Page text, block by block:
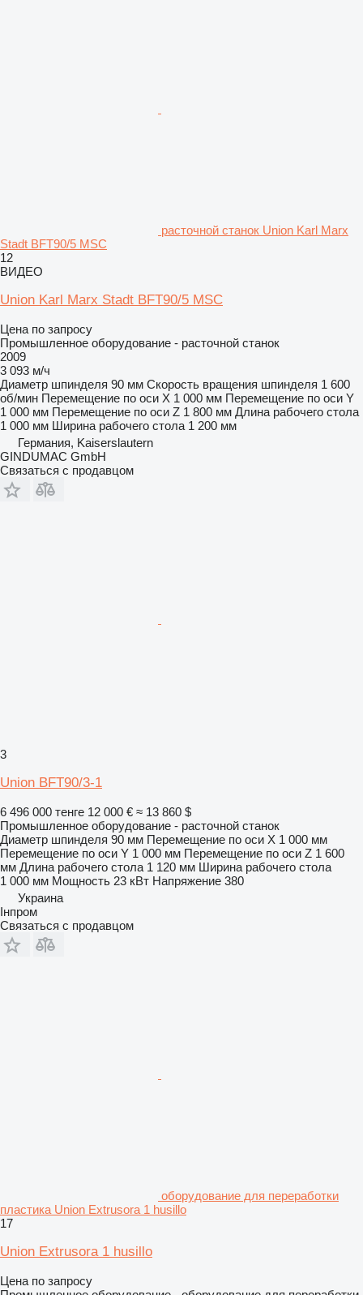
расточной станок Union Karl Marx
Stadt BFT90/5 MSC
12
ВИДЕО
Union Karl Marx Stadt BFT90/5 MSC
Цена по запросу
Промышленное оборудование - расточной станок
2009
3 093 м/ч
Диаметр шпинделя 90 мм Скорость вращения шпинделя 1 600
об/мин Перемещение по оси X 1 000 мм Перемещение по оси Y
1 000 мм Перемещение по оси Z 1 800 мм Длина рабочего стола
1 000 мм Ширина рабочего стола 1 200 мм
Германия, Kaiserslautern
GINDUMAC GmbH
Связаться с продавцом
3
Union BFT90/3-1
6 496 000 тенге 12 000 € ≈ 13 860 $
Промышленное оборудование - расточной станок
Диаметр шпинделя 90 мм Перемещение по оси X 1 000 мм
Перемещение по оси Y 1 000 мм Перемещение по оси Z 1 600
мм Длина рабочего стола 1 120 мм Ширина рабочего стола
1 000 мм Мощность 23 кВт Напряжение 380
Украина
Інпром
Связаться с продавцом
оборудование для переработки
пластика Union Extrusora 1 husillo
17
Union Extrusora 1 husillo
Цена по запросу